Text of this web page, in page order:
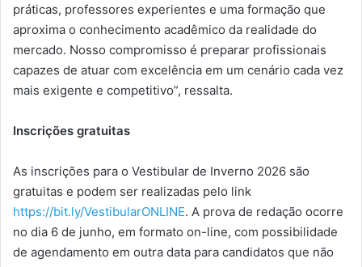
práticas, professores experientes e uma formação que
aproxima o conhecimento acadêmico da realidade do
mercado. Nosso compromisso é preparar profissionais
capazes de atuar com excelência em um cenário cada vez
mais exigente e competitivo”, ressalta.
Inscrições gratuitas
As inscrições para o Vestibular de Inverno 2026 são
gratuitas e podem ser realizadas pelo link
https://bit.ly/VestibularONLINE. A prova de redação ocorre
no dia 6 de junho, em formato on-line, com possibilidade
de agendamento em outra data para candidatos que não